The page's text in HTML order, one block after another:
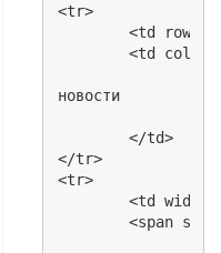
<tr>
	<td rowspan="2" width="197" align="center" height="276"><img src="http://www.chibified.com/images/1121.jpg" alt="" width="197" height="270" border="0"></td>
	<td colspan="2" height="144">
новости
	</td>
</tr>
<tr>
	<td width="200" align="center" height="126" valign="top">
	<span style="color: Red; font-weight: bold; text-align: center; margin-top: 1px;">Администраторы</span><br>